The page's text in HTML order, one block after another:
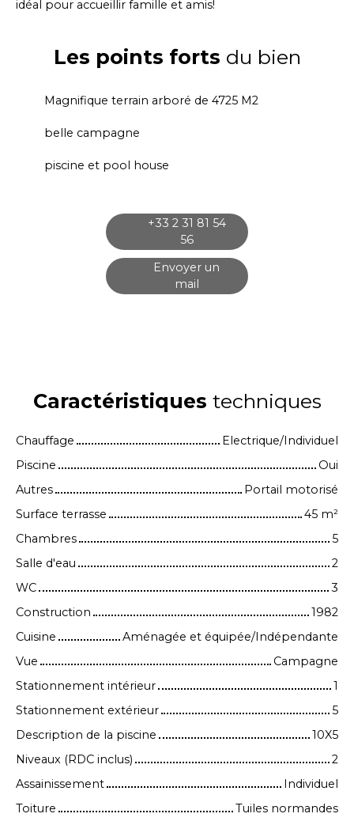
idéal pour accueillir famille et amis!
Les points forts du bien
Magnifique terrain arboré de 4725 M2
belle campagne
piscine et pool house
+33 2 31 81 54
56
Envoyer un
mail
Caractéristiques techniques
Chauffage
Electrique/Individuel
Piscine
Oui
Autres
Portail motorisé
Surface terrasse
45 m²
Chambres
5
Salle d'eau
2
WC
3
Construction
1982
Cuisine
Aménagée et équipée/Indépendante
Vue
Campagne
Stationnement intérieur
1
Stationnement extérieur
5
Description de la piscine
10X5
Niveaux (RDC inclus)
2
Assainissement
Individuel
Toiture
Tuiles normandes